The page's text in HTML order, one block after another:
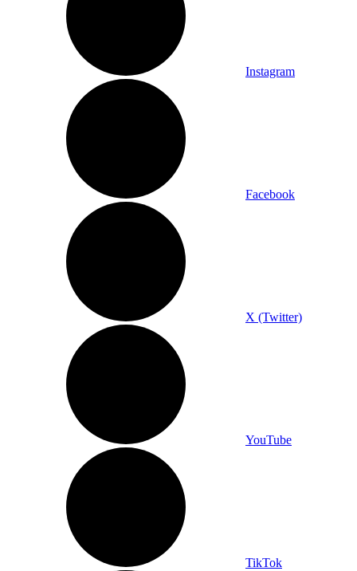
Instagram
Facebook
X (Twitter)
YouTube
TikTok